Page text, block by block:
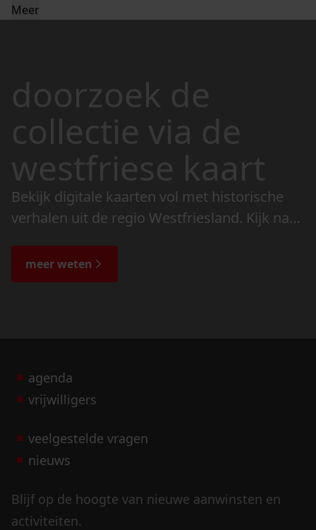
Meer
doorzoek de
collectie via de
westfriese kaart
Bekijk digitale kaarten vol met historische
verhalen uit de regio Westfriesland. Kijk naar
de bijzondere verhalen.
meer weten
agenda
vrijwilligers
veelgestelde vragen
nieuws
Blijf op de hoogte van nieuwe aanwinsten en
activiteiten.